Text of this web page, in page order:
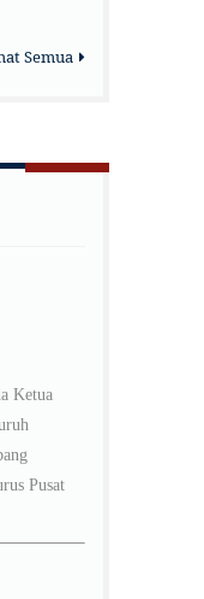
Semua
Ketua
Pusat